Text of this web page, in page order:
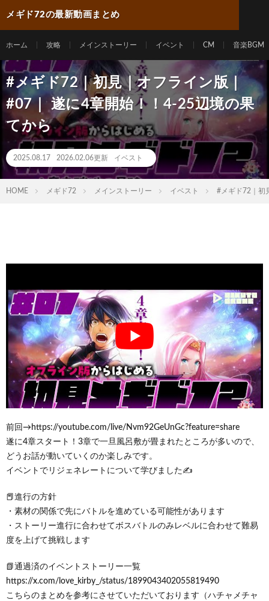
メギド72の最新動画まとめ
ホーム 攻略 メインストーリー イベント CM 音楽BGM
#メギド72｜初見｜オフライン版｜
#07｜ 遂に4章開始！！4-25辺境の果
てから
2025.08.17 2026.02.06更新 イベスト
HOME メギド72 メインストーリー イベスト #メギド72｜初
前回→https://youtube.com/live/Nvm92GeUnGc?feature=share
遂に4章スタート！3章で一旦風呂敷が畳まれたところが多いので、
どうお話が動いていくのか楽しみです。
イベントでリジェネレートについて学びました✍
📕進行の方針
・素材の関係で先にバトルを進めている可能性があります
・ストーリー進行に合わせてボスバトルのみレベルに合わせて難易
度を上げて挑戦します
📗通過済のイベントストーリー一覧
https://x.com/love_kirby_/status/1899043402055819490
こちらのまとめを参考にさせていただいております（ハチャメチャ